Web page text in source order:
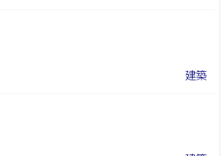
建築